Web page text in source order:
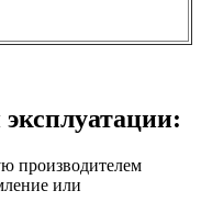
производителем
или